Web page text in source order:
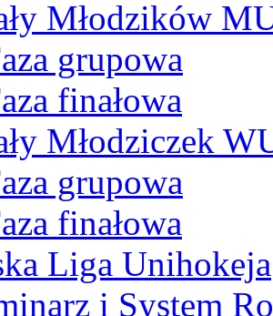
Młodzików
grupowa
finałowa
Młodziczek
grupowa
finałowa
Liga Unihokeja
i System